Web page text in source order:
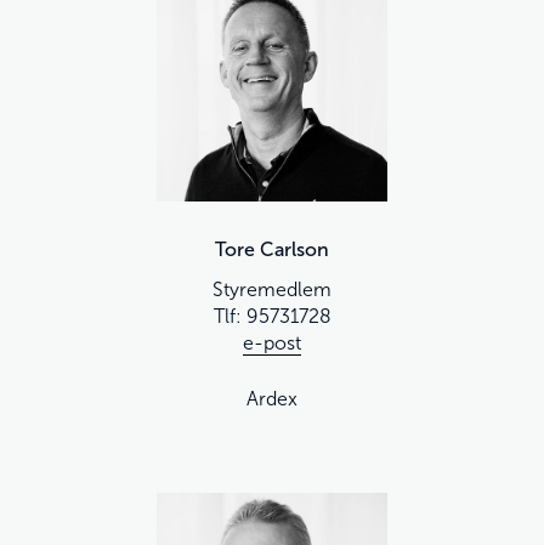
Tore Carlson
Styremedlem
Tlf: 95731728
e-post
Ardex